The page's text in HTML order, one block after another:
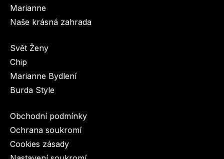
Marianne
Naše krásná zahrada
Svět Ženy
Chip
Marianne Bydlení
Burda Style
Obchodní podmínky
Ochrana soukromí
Cookies zásady